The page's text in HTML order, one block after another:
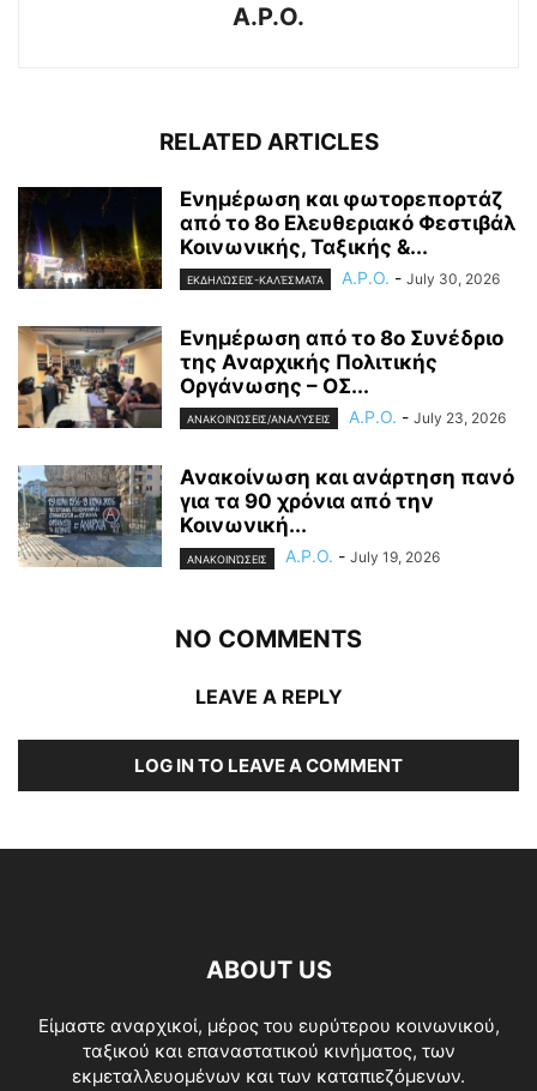
A.P.O.
RELATED ARTICLES
Ενημέρωση και φωτορεπορτάζ
από το 8ο Ελευθεριακό Φεστιβάλ
Κοινωνικής, Ταξικής &...
ΕΚΔΗΛΏΣΕΙΣ-ΚΑΛΈΣΜΑΤΑ A.P.O. - July 30, 2026
Ενημέρωση από το 8ο Συνέδριο
της Αναρχικής Πολιτικής
Οργάνωσης – ΟΣ...
ΑΝΑΚΟΙΝΏΣΕΙΣ/ΑΝΑΛΎΣΕΙΣ A.P.O. - July 23, 2026
Ανακοίνωση και ανάρτηση πανό
για τα 90 χρόνια από την
Κοινωνική...
ΑΝΑΚΟΙΝΏΣΕΙΣ A.P.O. - July 19, 2026
NO COMMENTS
LEAVE A REPLY
LOG IN TO LEAVE A COMMENT
ABOUT US
Είμαστε αναρχικοί, μέρος του ευρύτερου κοινωνικού,
ταξικού και επαναστατικού κινήματος, των
εκμεταλλευομένων και των καταπιεζόμενων.